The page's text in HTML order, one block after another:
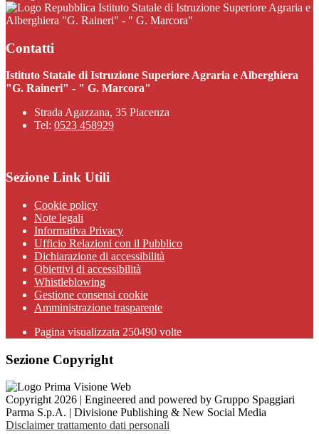
Istituto Statale di Istruzione Superiore Agraria e
Alberghiera "G. Raineri" - " G. Marcora"
Contatti
Istituto Statale di Istruzione Superiore Agraria e Alberghiera
"G. Raineri" - " G. Marcora"
Strada Agazzana, 35 Piacenza
Tel: 0523 458929
Sezione Link Utili
Cookie policy
Note legali
Informativa Privacy
Ufficio Relazioni con il Pubblico
Dichiarazione di accessibilità
Obiettivi di accessibilità
Whistleblowing
Gestione consensi cookie
Amministrazione trasparente
Pagina visualizzata 250490 volte
Sezione Copyright
Copyright 2026 | Engineered and powered by Gruppo Spaggiari
Parma S.p.A. | Divisione Publishing & New Social Media
Disclaimer trattamento dati personali